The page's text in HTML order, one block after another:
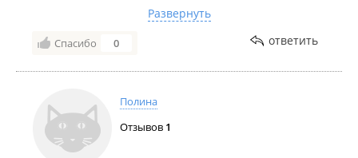
честно отвечали на любые вопросы, помогали с
решениями и переживали за результат так, будто
строили дом для себя! За время строительства мы
атмосфере, а любые сложности решались спокойно
и без лишних нервов. Спасибо всей команде
Megapolis за ваш труд, ответственность,
человеческое отношение и внимание к деталям.
Развернуть
Спасибо 0 ответить
Полина
Отзывов 1